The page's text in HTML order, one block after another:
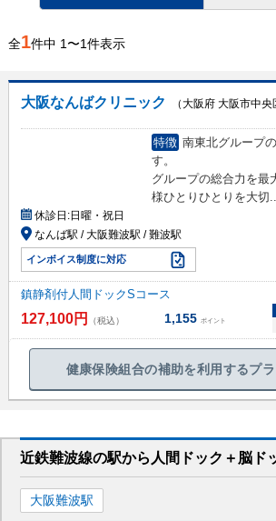
全1件中 1〜1件表示
大阪なんばクリニック
（大阪府 大阪市中央
特徴 南東北グループ
す。
グループの総合力を最
様ひとりひとりを大切
休診日:日曜・祝日
なんば駅 / 大阪難波駅 / 難波駅
インボイス制度に対応
鎮静剤付人間ドックSコース
127,100円 （税込） 1,155 ポイント
健康保険組合の補助を利用するプ
近鉄難波線の駅から 人間ドック＋脳ド
大阪難波駅